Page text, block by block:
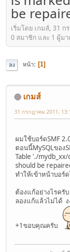
be
เริ่มโดย เกมส์, 31
0 สมาชิก และ 1 ผู้ม
ลง หน้า 1
เกมส์
31 กรกฎาคม 2011,
ผมใช้บอร์ดSMF
ตอนนี้MySQLของ
Table './mydb_xx/
should be
ทำให้เข้าหน้าบอร์
ต้องแก้อย่างไรครับ
ลองแก้แล้วไม่ได้
+1ขอบคุณครับ